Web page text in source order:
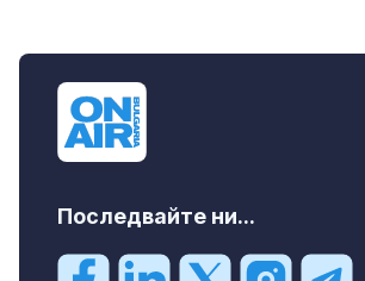
Последвайте ни...